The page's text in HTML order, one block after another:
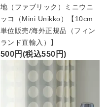
地（ファブリック）ミニウニ
ッコ（Mini Unikko）【10cm
単位販売/海外正規品（フィン
ランド直輸入）】
500円(税込550円)